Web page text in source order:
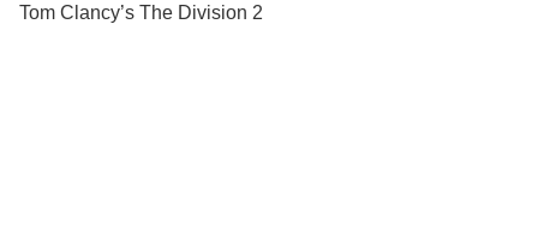
Tom Clancy’s The Division 2